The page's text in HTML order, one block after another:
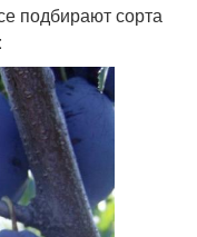
подбирают сорта